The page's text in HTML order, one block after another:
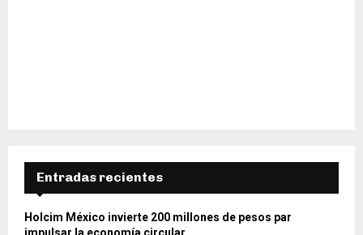
Entradas recientes
Holcim México invierte 200 millones de pesos par